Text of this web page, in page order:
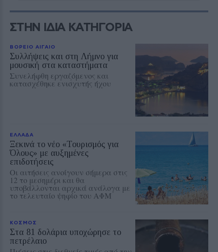
ΣΤΗΝ ΙΔΙΑ ΚΑΤΗΓΟΡΙΑ
ΒΟΡΕΙΟ ΑΙΓΑΙΟ
Συλλήψεις και στη Λήμνο για
μουσική στα καταστήματα
Συνελήφθη εργαζόμενος και
κατασχέθηκε ενισχυτής ήχου
ΕΛΛΑΔΑ
Ξεκινά το νέο «Τουρισμός για
Όλους» με αυξημένες
επιδοτήσεις
Οι αιτήσεις ανοίγουν σήμερα στις
12 το μεσημέρι και θα
υποβάλλονται αρχικά ανάλογα με
το τελευταίο ψηφίο του ΑΦΜ
ΚΟΣΜΟΣ
Στα 81 δολάρια υποχώρησε το
πετρέλαιο